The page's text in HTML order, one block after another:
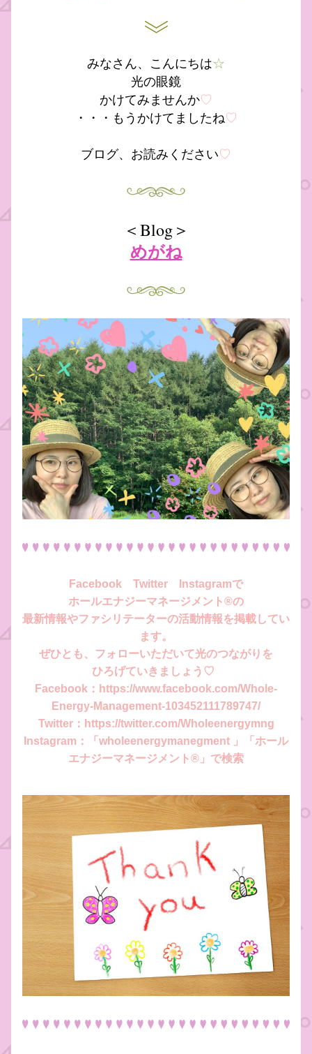
みなさん、こんにちは☆
光の眼鏡
かけてみませんか♡
・・・もうかけてましたね♡
ブログ、お読みください♡
＜Blog＞
めがね
Facebook　Twitter　Instagramで
ホールエナジーマネージメント®︎の
最新情報やファシリテーターの活動情報を掲載してい
ます。
ぜひとも、フォローいただいて光のつながりを
ひろげていきましょう♡
Facebook：https://www.facebook.com/Whole-
Energy-Management-103452111789747/
Twitter：https://twitter.com/Wholeenergymng
Instagram：「wholeenergymanegment 」「ホール
エナジーマネージメント®︎」 で検索